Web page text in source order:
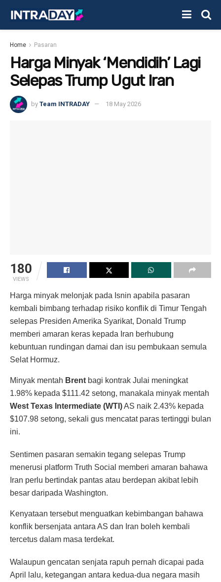
Home Pasaran
Harga Minyak ‘Mendidih’ Lagi
Selepas Trump Ugut Iran
by Team INTRADAY 18 May 2026
180
VIEWS
Harga minyak melonjak pada Isnin apabila pasaran
kembali bimbang terhadap risiko konflik di Timur Tengah
selepas Presiden Amerika Syarikat, Donald Trump
memberi amaran keras kepada Iran berhubung
kebuntuan rundingan damai dan isu pembukaan semula
Selat Hormuz.
Minyak mentah Brent bagi kontrak Julai meningkat
1.98% kepada $111.42 setong, manakala minyak mentah
West Texas Intermediate (WTI)AS naik 2.43% kepada
$107.98 setong, sekali gus mencatat paras tertinggi bulan
ini.
Sentimen pasaran semakin tegang selepas Trump
menerusi platform Truth Social memberi amaran bahawa
Iran perlu bertindak pantas atau berdepan akibat lebih
besar daripada Washington.
Kenyataan tersebut menguatkan kebimbangan bahawa
konflik bersenjata antara AS dan Iran boleh kembali
tercetus dalam masa terdekat.
Walaupun gencatan senjata rapuh pernah dicapai pada
April lalu, ketegangan antara kedua-dua negara masih